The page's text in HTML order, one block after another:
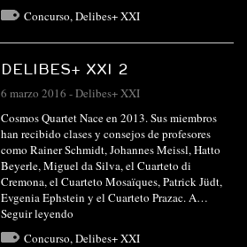
Concurso, Delibes+ XXI
DELIBES+ XXI 2
6 marzo 2016 -Delibes+ XXI
Cosmos Quartet Nace en 2013. Sus miembros
han recibido clases y consejos de profesores
como Rainer Schmidt, Johannes Meissl, Hatto
Beyerle, Miguel da Silva, el Cuarteto di
Cremona, el Cuarteto Mosaïques, Patrick Jüdt,
Evgenia Ephstein y el Cuarteto Prazac. A…
Seguir leyendo
Concurso,Delibes+ XXI